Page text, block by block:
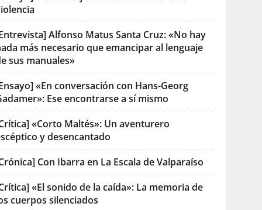
Alfonso Matus Santa Cruz: «No hay
más necesario que emancipar al lenguaje
sus manuales»
«En conversación con Hans-Georg
Ese encontrarse a sí mismo
«Corto Maltés»: Un aventurero
y desencantado
Con Ibarra en La Escala de Valparaíso
«El sonido de la caída»: La memoria de
cuerpos silenciados